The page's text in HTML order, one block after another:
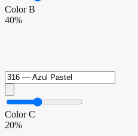
ColorB
40%
ColorC
20%